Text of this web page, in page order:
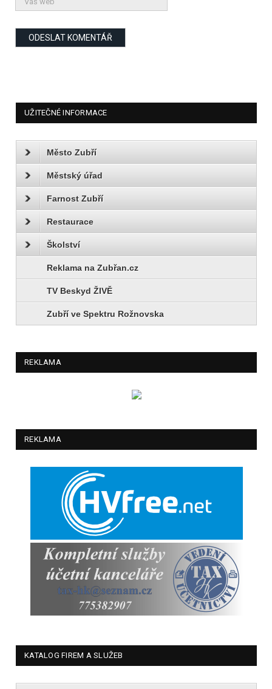
UŽITEČNÉ INFORMACE
Město Zubří
Městský úřad
Farnost Zubří
Restaurace
Školství
Reklama na Zubřan.cz
TV Beskyd ŽIVĚ
Zubří ve Spektru Rožnovska
REKLAMA
REKLAMA
KATALOG FIREM A SLUŽEB